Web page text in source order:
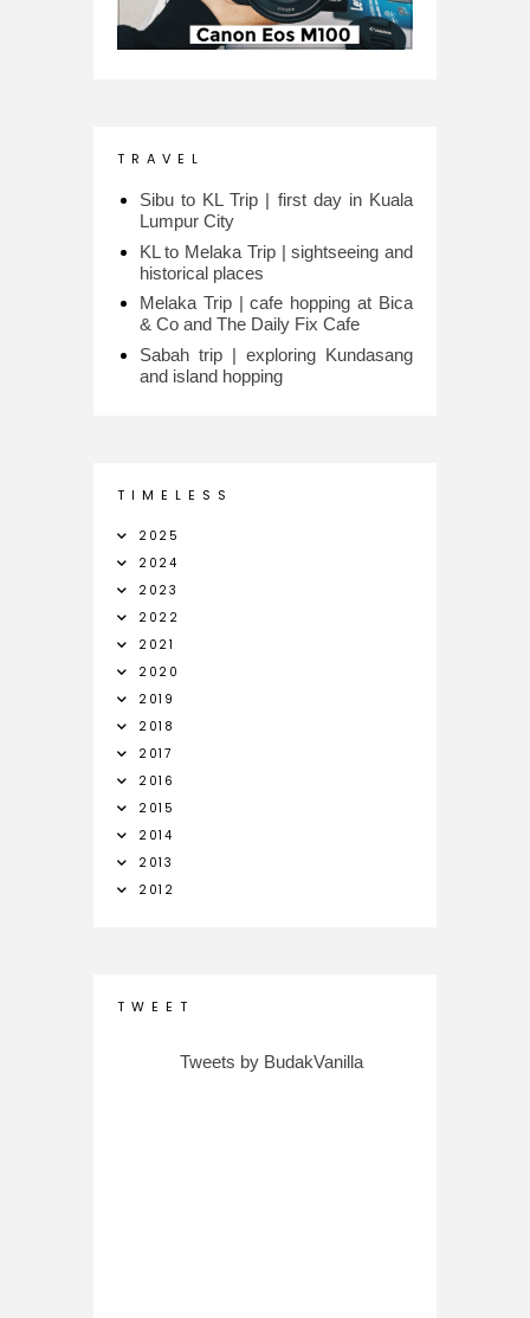
T R A V E L
Sibu to KL Trip | first day in Kuala
Lumpur City
KL to Melaka Trip | sightseeing and
historical places
Melaka Trip | cafe hopping at Bica
& Co and The Daily Fix Cafe
Sabah trip | exploring Kundasang
and island hopping
T I M E L E S S
2025
2024
2023
2022
2021
2020
2019
2018
2017
2016
2015
2014
2013
2012
T W E E T
Tweets by BudakVanilla